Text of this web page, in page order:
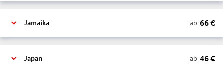
Jamaika ab 66€
Japan ab 46€